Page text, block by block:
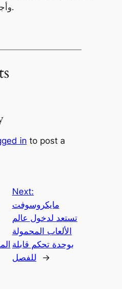
وأجهزة الكمبيوتر المحمولة.
in to post a
Next:
مايكروسوفت
تستعد لدخول عالم
الألعاب المحمولة
بوحدة تحكم قابلة
للفصل
→